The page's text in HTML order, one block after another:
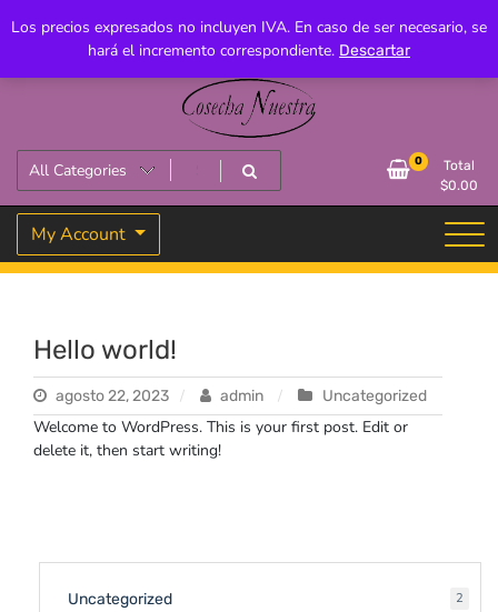
Los precios expresados no incluyen IVA. En caso de ser necesario, se
hará el incremento correspondiente. Descartar
to
+5492634250722 cnuestrapedidos@gmail.com
Isidoro Busquets 1930, M5570 Junín, Mendoza
0
Total
$0.00
My Account
Hello world!
agosto 22, 2023 admin Uncategorized
Welcome to WordPress. This is your first post. Edit or
delete it, then start writing!
Uncategorized 2